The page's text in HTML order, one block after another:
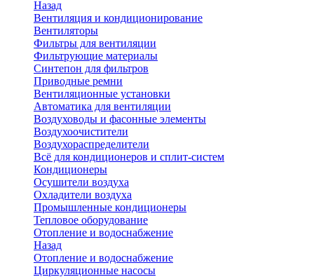
Назад
Вентиляция и кондиционирование
Вентиляторы
Фильтры для вентиляции
Фильтрующие материалы
Синтепон для фильтров
Приводные ремни
Вентиляционные установки
Автоматика для вентиляции
Воздуховоды и фасонные элементы
Воздухоочистители
Воздухораспределители
Всё для кондиционеров и сплит-систем
Кондиционеры
Осушители воздуха
Охладители воздуха
Промышленные кондиционеры
Тепловое оборудование
Отопление и водоснабжение
Назад
Отопление и водоснабжение
Циркуляционные насосы